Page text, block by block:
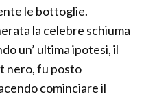
le bottoglie.
la celebre schiuma
un’ ultima ipotesi, il
nero, fu posto
cominciare il